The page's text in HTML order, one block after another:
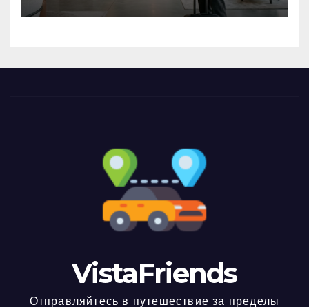
VistaFriends
Отправляйтесь в путешествие за пределы